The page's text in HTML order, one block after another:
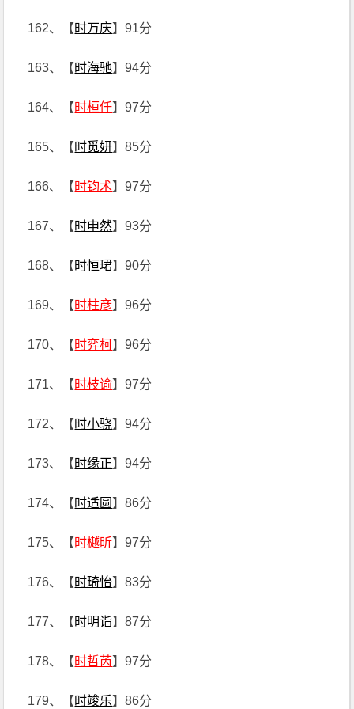
162、【时万庆】91分
163、【时海驰】94分
164、【时桓仟】97分
165、【时觅妍】85分
166、【时钧术】97分
167、【时申然】93分
168、【时恒珺】90分
169、【时柱彦】96分
170、【时弈柯】96分
171、【时枝谕】97分
172、【时小骁】94分
173、【时缘正】94分
174、【时适圆 】86分
175、【时樾昕】97分
176、【时琦怡】83分
177、【时明诣】87分
178、【时哲芮】97分
179、【时竣乐】86分